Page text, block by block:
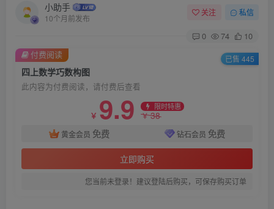
小助手
10个月前发布
关注 私信
0 74 10
四上数学巧数构图
此内容为付费阅读，请付费后查看
￥ 9.9 限时特惠
￥38
黄金会员 免费 钻石会员 免费
立即购买
您当前未登录！建议登陆后购买，可保存购买订单
付费阅读 已售 445